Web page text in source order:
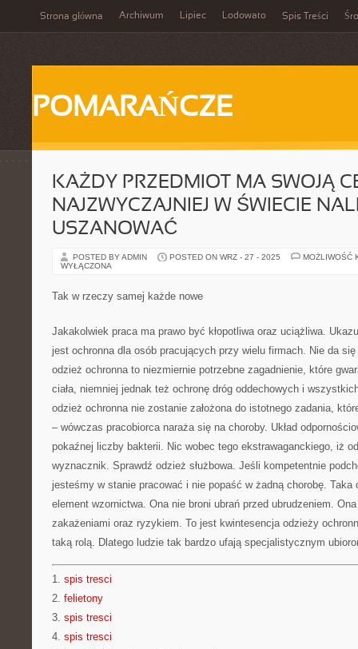
Strona główna Archiwum Lipiec Lodowato Spis Treści
POMARAŃCZE
KAŻDY PRZEDMIOT MA SWOJĄ
NAJZWYCZAJNIEJ W ŚWIECIE
USZANOWAĆ
POSTED BY ADMIN POSTED ON WRZ - 27 - 2025
MOŻLIWOŚĆ
WYŁĄCZONA
Tak w rzeczy samej każde nowe
Jakakolwiek praca ma prawo być kłopotliwa oraz uciążliwa.
jest ochronna dla osób pracujących przy wielu firmach. Nie da
odzież ochronna to niezmiernie potrzebne zagadnienie, które
ciała, niemniej jednak też ochronę dróg oddechowych i
odzież ochronna nie zostanie założona do istotnego zadania,
– wówczas pracobiorca naraża się na choroby. Układ
pokaźnej liczby bakterii. Nic wobec tego ekstrawaganckiego, iż
wyznacznik. Sprawdź odzież służbowa. Jeśli kompetentnie
jesteśmy w stanie pracować i nie popaść w żadną chorobę.
element wzornictwa. Ona nie broni ubrań przed ubrudzeniem.
zakażeniami oraz ryzykiem. To jest kwintesencja odzieży
taką rolą. Dlatego ludzie tak bardzo ufają specjalistycznym
1. spis tresci
2. felietony
3. spis tresci
4. spis tresci